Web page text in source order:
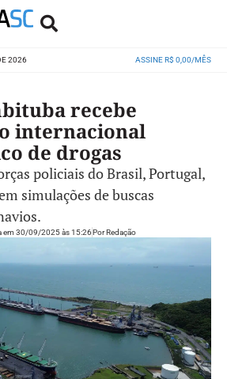
2026 ASSINE R$ 0,00/MÊS
recebe
internacional
de drogas
policiais do Brasil, Portugal,
simulações de buscas
em 30/09/2025 às 15:26PorRedação